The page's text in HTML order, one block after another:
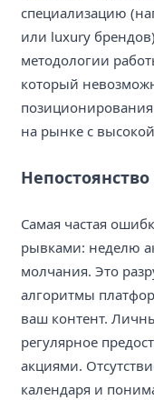
специализацию
или luxury
методологии
который
на рынке с
Самая частая
рывками: неделю
молчания. Это
алгоритмы
ваш контент.
регулярное
акциями.
календаря и